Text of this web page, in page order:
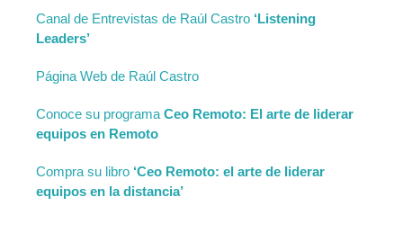
Canal de Entrevistas de Raúl Castro ‘Listening
Leaders’
Página Web de Raúl Castro
Conoce su programaCeo Remoto: El arte de liderar
equipos en Remoto
Compra su libro ‘Ceo Remoto: el arte de liderar
equipos en la distancia’